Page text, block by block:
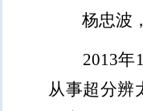
杨忠波
2013年
从事超分辨